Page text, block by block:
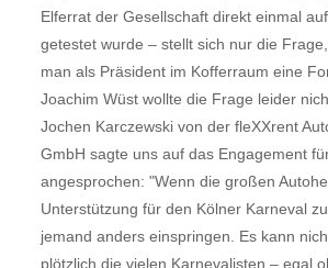
Elferrat der Gesellschaft direkt einmal
getestet wurde – stellt sich nur die
man als Präsident im Kofferraum eine
Joachim Wüst wollte die Frage leider
Jochen Karczewski von der fleXXrent
GmbH sagte uns auf das Engagement
angesprochen: "Wenn die großen
Unterstützung für den Kölner Karneval
jemand anders einspringen. Es kann
plötzlich die vielen Karnevalisten – egal